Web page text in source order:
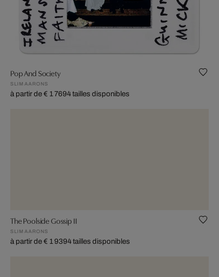
Pop And Society
SLIM AARONS
à partir de € 1 7694 tailles disponibles
The Poolside Gossip II
SLIM AARONS
à partir de € 1 9394 tailles disponibles